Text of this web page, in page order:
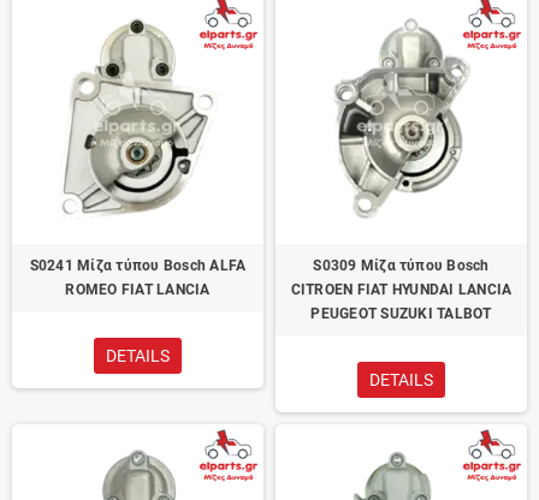
S0241 Μίζα τύπου Bosch ALFA
ROMEO FIAT LANCIA
DETAILS
S0309 Μίζα τύπου Bosch
CITROEN FIAT HYUNDAI LANCIA
PEUGEOT SUZUKI TALBOT
DETAILS